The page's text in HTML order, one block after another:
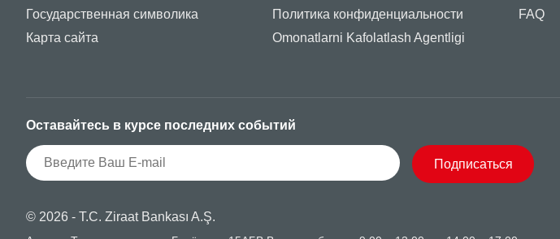
Государственная символика
Политика конфиденциальности
FAQ
Карта сайта
Omonatlarni Kafolatlash Agentligi
Оставайтесь в курсе последних событий
Подписаться
© 2026 - T.C. Ziraat Bankası A.Ş.